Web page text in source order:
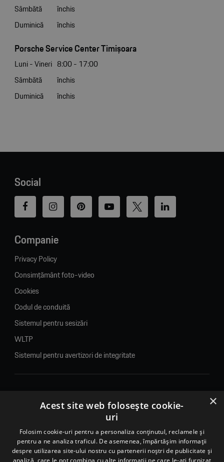
Sâmbătă
închis
Duminică
închis
Porsche Service Center Timișoara
Luni - Vineri 8:00 - 17:00
Sâmbătă
închis
Duminică
închis
Social
Companie
Privacy Policy
Consimțământ foto-video
Cookies
Codul de conduită
Sistemul pentru sesizări
WLTP
Sistemul pentru avertizori de integritate
© 2026. Porsche Inter Auto Romania. Toate drepturile rezervate.
Porsche Inter Auto Romania SRL
RO22188461 J2007002067233
B-dul Pipera, nr. 2, Sala 1, Etaj 2, Voluntari, jud.Ilfov - sediu
social
×
Acest site web folosește cookie-
uri
Folosim cookie-uri pentru a personaliza conținutul, reclamele și
pentru a ne analiza traficul. De asemenea, împărtășim informații
despre utilizarea site-ului nostru cu partenerii noștri de publicitate și
analiză, care le pot combina cu alte informații pe care le-ați furnizat